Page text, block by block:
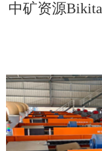
中矿资源